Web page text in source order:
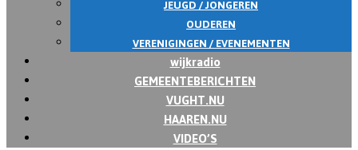
JEUGD / JONGEREN
OUDEREN
VERENIGINGEN / EVENEMENTEN
wijkradio
GEMEENTEBERICHTEN
VUGHT.NU
HAAREN.NU
VIDEO’S